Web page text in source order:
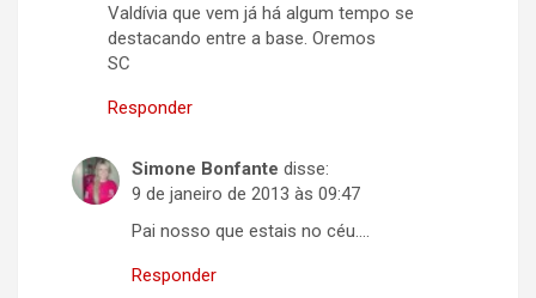
Valdívia que vem já há algum tempo se
destacando entre a base. Oremos
SC
Responder
Simone Bonfante disse:
9 de janeiro de 2013 às 09:47
Pai nosso que estais no céu….
Responder